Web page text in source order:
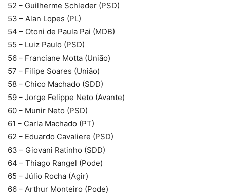
52 – Guilherme Schleder (PSD)
53 – Alan Lopes (PL)
54 – Otoni de Paula Pai (MDB)
55 – Luiz Paulo (PSD)
56 – Franciane Motta (União)
57 – Filipe Soares (União)
58 – Chico Machado (SDD)
59 – Jorge Felippe Neto (Avante)
60 – Munir Neto (PSD)
61 – Carla Machado (PT)
62 – Eduardo Cavaliere (PSD)
63 – Giovani Ratinho (SDD)
64 – Thiago Rangel (Pode)
65 – Júlio Rocha (Agir)
66 – Arthur Monteiro (Pode)